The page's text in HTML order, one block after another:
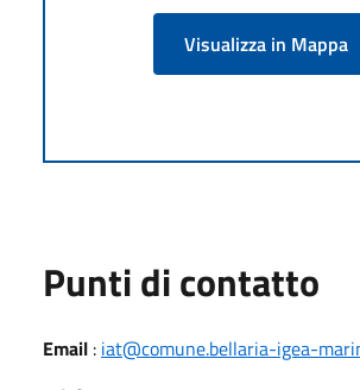
Visualizza in Mappa
Punti di contatto
Email : iat@comune.bellaria-igea-